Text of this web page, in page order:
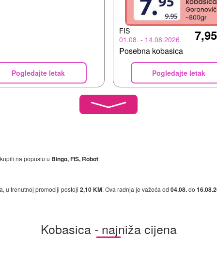
Pogledajte letak
FIS
01.08. - 14.08.2026.
Posebna kobasica
Pogledajte letak
na popustu u Bingo, FIS, Robot.
u trenutnoj promociji postoji 2,10 KM. Ova radnja je važeća od 04.08.do
Kobasica - najniža cijena